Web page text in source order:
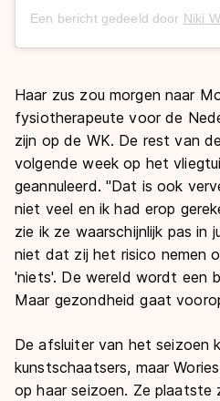
Een bericht gedeeld door Niki
Haar zus zou morgen naar
fysiotherapeute voor de
zijn op de WK. De rest van
volgende week op het
geannuleerd. "Dat is ook
niet veel en ik had erop
zie ik ze waarschijnlijk pas in
niet dat zij het risico nemen
'niets'. De wereld wordt een
Maar gezondheid gaat
De afsluiter van het seizoen
kunstschaatsers, maar
op haar seizoen. Ze plaatste